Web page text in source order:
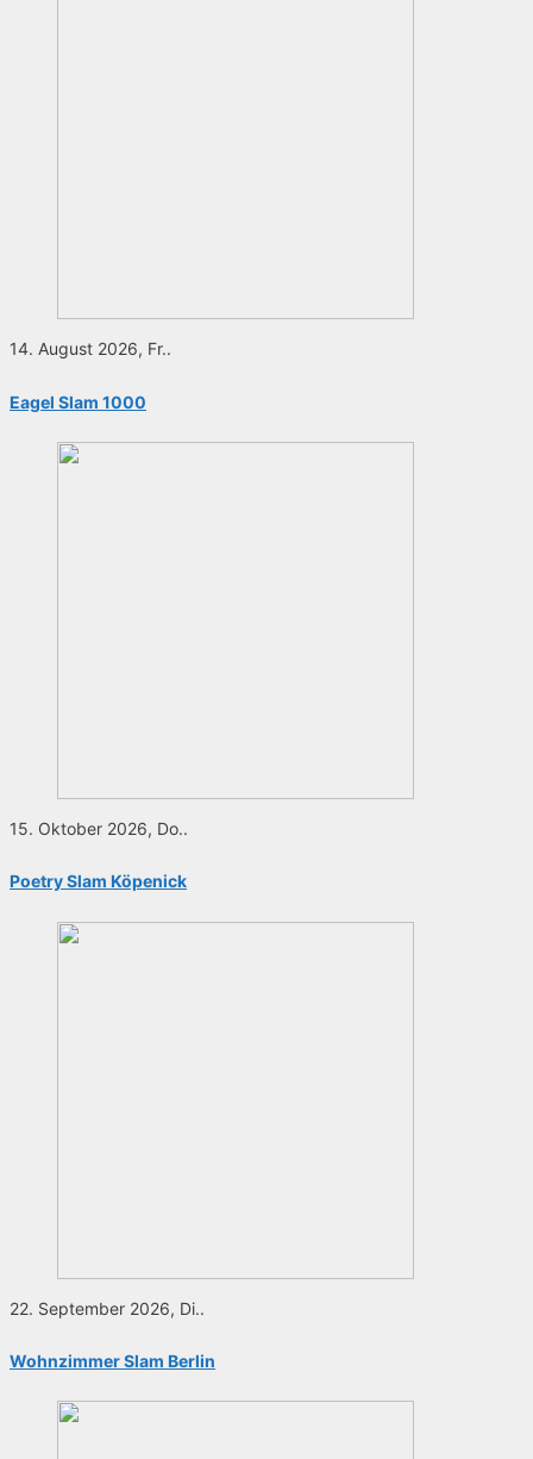
14. August 2026, Fr..
Eagel Slam 1000
15. Oktober 2026, Do..
Poetry Slam Köpenick
22. September 2026, Di..
Wohnzimmer Slam Berlin